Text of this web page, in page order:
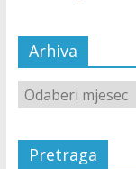
Arhiva
Pretraga